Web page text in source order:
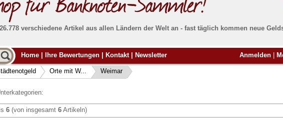
verschiedene Artikel aus allen Ländern der Welt an - fast täglich kommen neue
Alle Lieferungen, auch ins Ausland, werden
von uns voll versichert. Sie habenkein Risiko
falls die Sendung verloren geht oder beschädigt
wird.
Absolute Zuverlässigkeit:
Banknoten
Möchten Sie
verkaufen?
Siehier.
Home Ihre Bewertungen Kontakt Newsletter Anmelden
Orte mit W... Weimar
6 (von insgesamt 6 Artikeln)